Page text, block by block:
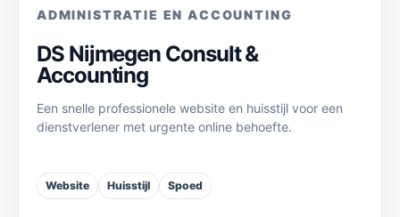
ADMINISTRATIE EN ACCOUNTING
DS Nijmegen Consult &
Accounting
Een snelle professionele website en huisstijl voor een
dienstverlener met urgente online behoefte.
Website Huisstijl Spoed